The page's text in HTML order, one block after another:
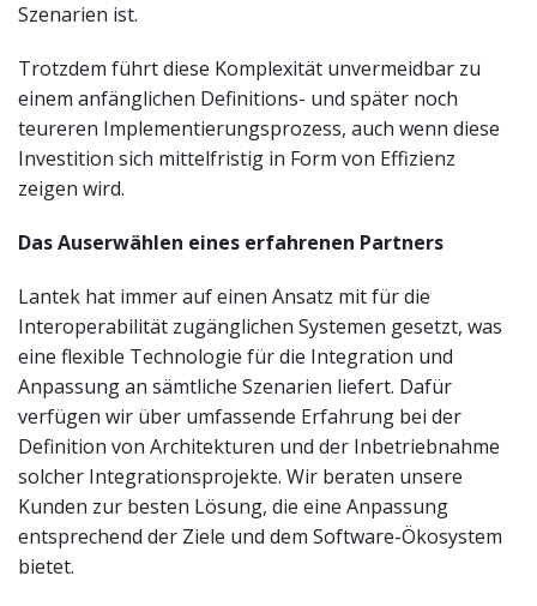
Szenarien ist.
Trotzdem führt diese Komplexität unvermeidbar zu
einem anfänglichen Definitions- und später noch
teureren Implementierungsprozess, auch wenn diese
Investition sich mittelfristig in Form von Effizienz
zeigen wird.
Das Auserwählen eines erfahrenen Partners
Lantek hat immer auf einen Ansatz mit für die
Interoperabilität zugänglichen Systemen gesetzt, was
eine flexible Technologie für die Integration und
Anpassung an sämtliche Szenarien liefert. Dafür
verfügen wir über umfassende Erfahrung bei der
Definition von Architekturen und der Inbetriebnahme
solcher Integrationsprojekte. Wir beraten unsere
Kunden zur besten Lösung, die eine Anpassung
entsprechend der Ziele und dem Software-Ökosystem
bietet.